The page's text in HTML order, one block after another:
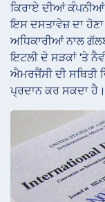
ਕਿਰਾਏ ਦੀਆਂ ਕੰਪਨੀਆਂ
ਇਸ ਦਸਤਾਵੇਜ਼ ਦਾ
ਅਧਿਕਾਰੀਆਂ ਨਾਲ
ਇਟਲੀ ਦੇ ਸੜਕਾਂ ‘ਤੇ
ਐਮਰਜੈਂਸੀ ਦੀ ਸਥਿਤੀ
ਪ੍ਰਦਾਨ ਕਰ ਸਕਦਾ ਹੈ।